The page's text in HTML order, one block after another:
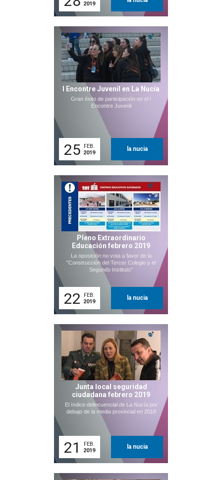
2019
I Encontre Juvenil en La Nucía
Gran éxito de participación en el I
Encontre Juvenil
25
FEB.
2019
la nucia
Pleno Extraordinario
Educación febrero 2019
La oposición no vota a favor de la
"Construcción del Tercer Colegio y el
Segundo Instituto"
22
FEB.
2019
la nucia
Junta local seguridad
ciudadana febrero 2019
El índice delincuencial de La Nucía por
debajo de la media provincial en 2018
21
FEB.
2019
la nucia